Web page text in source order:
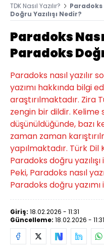
TDK Nasıl Yazılır?
Paradoks
Doğru Yazılışı Nedir?
Paradoks
Paradoks
Paradoks nasıl yazılır
yazımı hakkında bilgi
araştırılmaktadır. Zira
zengin bir dildir. Kelime
düşünüldüğünde, bazı
zaman zaman
yapılmaktadır. Türk
Paradoks doğru
Peki, Paradoks nasıl
Paradoks doğru
Giriş: 18.02.2026 - 11:31
Güncelleme: 18.02.2026 - 11:31